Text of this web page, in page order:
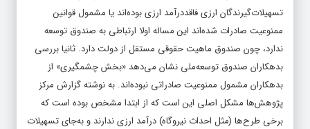
تسهیلات‌گیرندگان ارزی فاقد‌درآمد ارزی بوده‌‌‌‌‌‌اند یا مشمول قوانین
ممنوعیت صادرات شده‌اند این مساله اولا ارتباطی به صندوق توسعه
ندارد، چون صندوق ماهیت حقوقی مستقل از دولت دارد. ثانیا بررسی
بدهکاران صندوق توسعه‌ملی نشان می‌دهد «بخش چشمگیری» از
بدهکاران مشمول ممنوعیت صادراتی نبوده‌‌‌‌‌‌اند. به نوشته گزارش مرکز
پژوهش‌ها مشکل اصلی این است که از ابتدا مشخص بوده است که
برخی طرح‌ها (مثل احداث نیروگاه) درآمد ارزی ندارند و به‌جای تسهیلات